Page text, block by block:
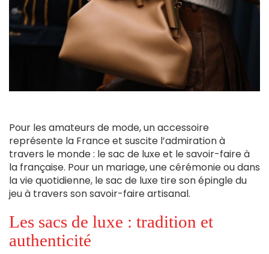
Pour les amateurs de mode, un accessoire
représente la France et suscite l’admiration à
travers le monde : le sac de luxe et le savoir-faire à
la française. Pour un mariage, une cérémonie ou dans
la vie quotidienne, le sac de luxe tire son épingle du
jeu à travers son savoir-faire artisanal.
Les sacs de luxe : tradition et
authenticité